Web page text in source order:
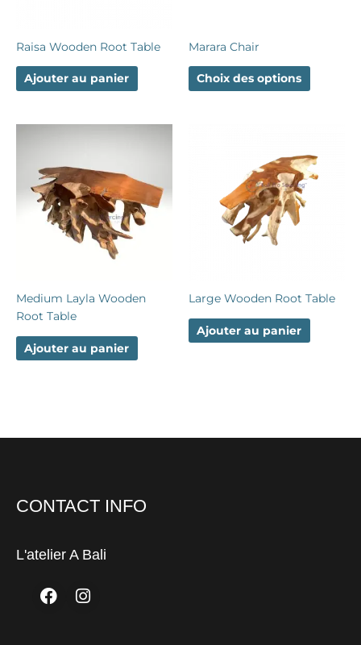
Raisa Wooden Root Table
Ajouter au panier
Marara Chair
Choix des options
page
Medium Layla Wooden
Root Table
Ajouter au panier
Large Wooden Root Table
Ajouter au panier
CONTACT INFO
L'atelier A Bali
Facebook
Instagram